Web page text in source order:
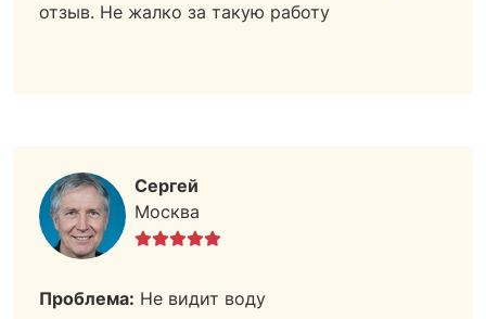
отзыв. Не жалко за такую работу
Сергей
Москва
Проблема: Не видит воду